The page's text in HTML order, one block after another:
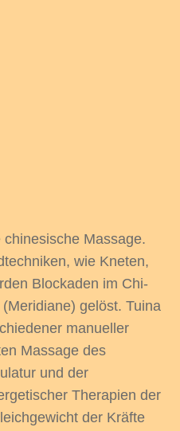
Massage.
wie Kneten,
Blockaden im Chi-
gelöst. Tuina
manueller
Massage des
und der
Therapien der
der Kräfte